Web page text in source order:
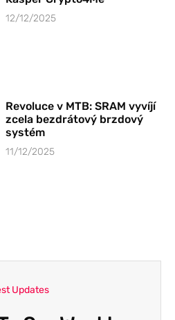
12/12/2025
Revoluce v MTB: SRAM vyvíjí
zcela bezdrátový brzdový
systém
11/12/2025
Updates